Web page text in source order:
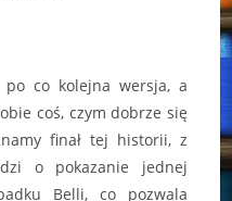
po co kolejna wersja, a
coś, czym dobrze się
finał tej historii, z
o pokazanie jednej
Belli, co pozwala